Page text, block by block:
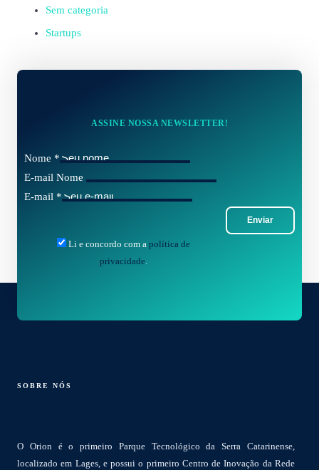
Sem categoria
Startups
ASSINE NOSSA NEWSLETTER!
Nome *
E-mail Nome
E-mail *
Enviar
Li e concordo com a política de
privacidade
SOBRE NÓS
O Orion é o primeiro Parque Tecnológico da Serra Catarinense,
localizado em Lages, e possui o primeiro Centro de Inovação da Rede